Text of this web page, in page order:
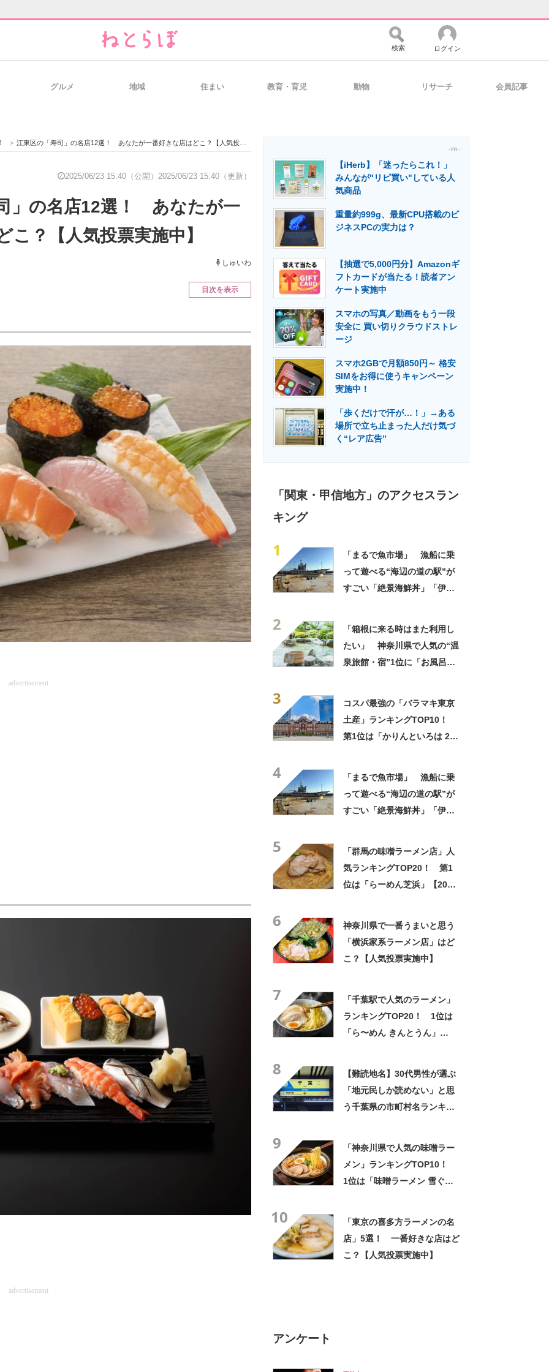
経営リーダーのコミュニティ マーケ×ITの今がよく分かる
IT製品の技術・比較・事例 製造業のIT導入・活用を支援
エネルギーの専門メディア 建設×テクノロジーの最前線
検索 ログイン
グルメ 地域 住まい 教育・育児 動物 リサーチ 会員記事
> 江東区の「寿司」の名店12選！ あなたが一番好きな店はどこ？【人気投票実施中】
2025/06/23 15:40（公開） 2025/06/23 15:40（更新）
」の名店12選！ あなたが一
こ？【人気投票実施中】
しゅいわ
目次を表示
advertisement
advertisement
- PR -
【iHerb】「迷ったらこれ！」
みんなが"リピ買い"している人
気商品
重量約999g、最新CPU搭載のビ
ジネスPCの実力は？
【抽選で5,000円分】Amazonギ
フトカードが当たる！読者アン
ケート実施中
スマホの写真／動画をもう一段
安全に 買い切りクラウドストレ
ージ
スマホ2GBで月額850円～ 格安
SIMをお得に使うキャンペーン
実施中！
「歩くだけで汗が…！」→ある
場所で立ち止まった人だけ気づ
く“レア広告”
「関東・甲信地方」のアクセスラン
キング
1
「まるで魚市場」 漁船に乗
って遊べる“海辺の道の駅”が
すごい「絶景海鮮丼」「伊勢
2
「箱根に来る時はまた利用し
たい」 神奈川県で人気の“温
泉旅館・宿”1位に「お風呂が
3
コスパ最強の「バラマキ東京
土産」ランキングTOP10！
第1位は「かりんといろは 24
4
「まるで魚市場」 漁船に乗
って遊べる“海辺の道の駅”が
すごい「絶景海鮮丼」「伊勢
5
「群馬の味噌ラーメン店」人
気ランキングTOP20！ 第1
位は「らーめん芝浜」【2024
6
神奈川県で一番うまいと思う
「横浜家系ラーメン店」はど
こ？【人気投票実施中】
7
「千葉駅で人気のラーメン」
ランキングTOP20！ 1位は
「ら〜めん きんとうん」
8
【難読地名】30代男性が選ぶ
「地元民しか読めない」と思
う千葉県の市町村名ランキン
9
「神奈川県で人気の味噌ラー
メン」ランキングTOP10！
1位は「味噌ラーメン 雪ぐ
10
「東京の喜多方ラーメンの名
店」5選！ 一番好きな店はど
こ？【人気投票実施中】
アンケート